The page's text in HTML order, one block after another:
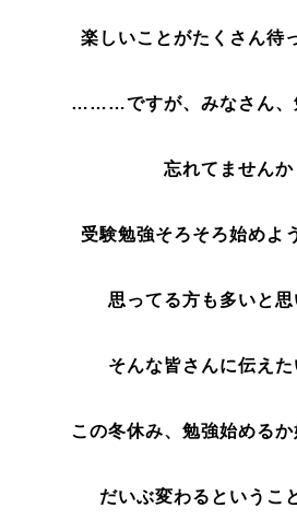
楽しいことがたくさん待
………ですが、みなさん、
忘れてませんか
受験勉強そろそろ始めよ
思ってる方も多いと思
そんな皆さんに伝えた
この冬休み、勉強始める
だいぶ変わるというこ